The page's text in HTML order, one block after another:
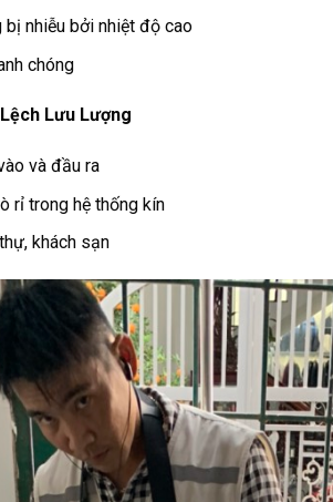
nhiễu bởi nhiệt độ cao
chóng
Lưu Lượng
và đầu ra
rỉ trong hệ thống kín
khách sạn